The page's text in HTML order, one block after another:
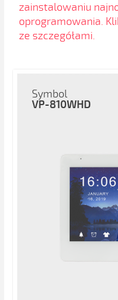
zainstalowaniu
oprogramowania.
ze szczegółami.
Symbol
VP-810WHD